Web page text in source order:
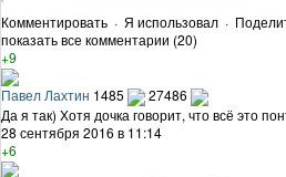
Комментировать · Я использовал ·
показать все комментарии (20)
+9
Павел Лахтин 1485
27486
Да я так) Хотя дочка говорит, что всё это
28 сентября 2016 в 11:14
+6